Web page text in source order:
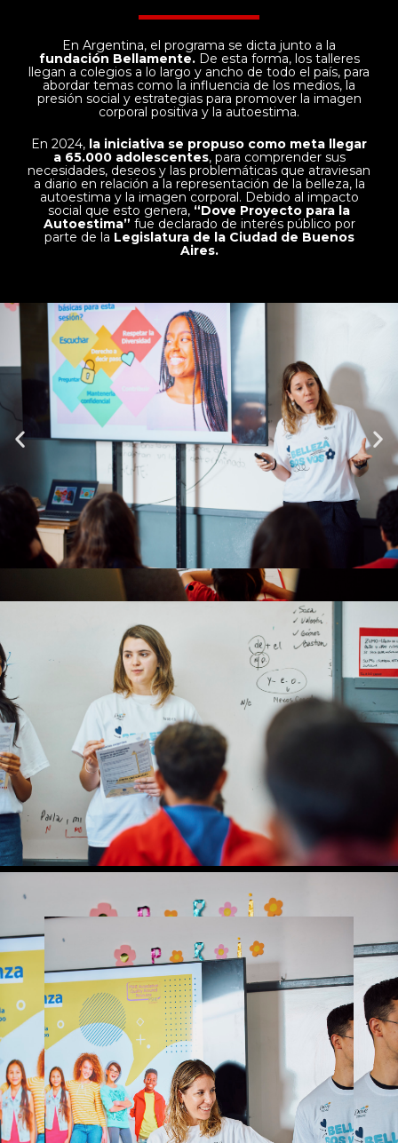
En Argentina, el programa se dicta junto a la
fundación Bellamente.De esta forma, los talleres
llegan a colegios a lo largo y ancho de todo el país, para
abordar temas como la influencia de los medios, la
presión social y estrategias para promover la imagen
corporal positiva y la autoestima.
En 2024, la iniciativa se propuso como meta llegar
a 65.000 adolescentes, para comprender sus
necesidades, deseos y las problemáticas que atraviesan
a diario en relación a la representación de la belleza, la
autoestima y la imagen corporal. Debido al impacto
social que esto genera, “Dove Proyecto para la
Autoestima” fue declarado de interés público por
parte de la Legislatura de la Ciudad de Buenos
Aires.